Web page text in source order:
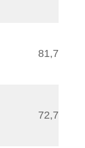
81,78
72,74